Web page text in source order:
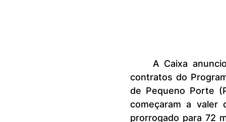
contratos do
de Pequeno Porte
começaram a valer
prorrogado para 72